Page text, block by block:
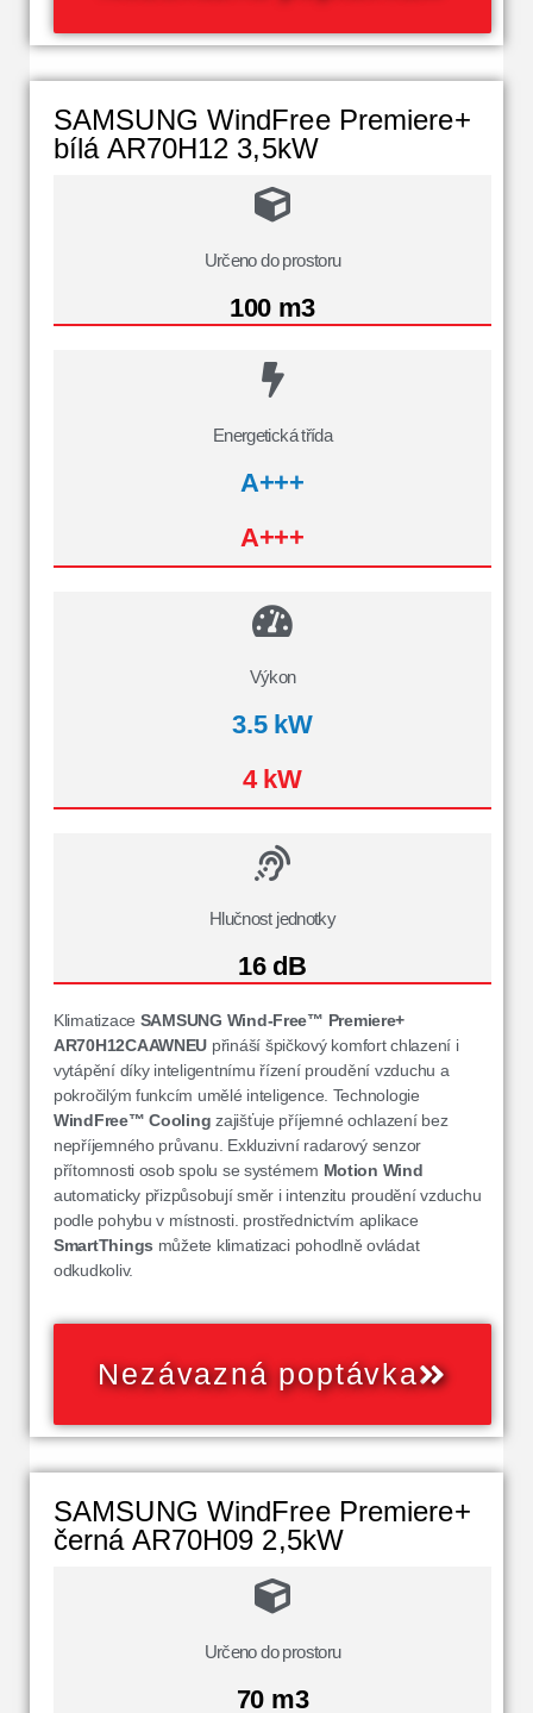
SAMSUNG WindFree Premiere+
bílá AR70H12 3,5kW
Určeno do prostoru
100 m3
Energetická třída
A+++
A+++
Výkon
3.5 kW
4 kW
Hlučnost jednotky
16 dB
Klimatizace SAMSUNG Wind-Free™ Premiere+
AR70H12CAAWNEU přináší špičkový komfort chlazení i
vytápění díky inteligentnímu řízení proudění vzduchu a
pokročilým funkcím umělé inteligence. Technologie
WindFree™ Cooling zajišťuje příjemné ochlazení bez
nepříjemného průvanu. Exkluzivní radarový senzor
přítomnosti osob spolu se systémem Motion Wind
automaticky přizpůsobují směr i intenzitu proudění vzduchu
podle pohybu v místnosti. prostřednictvím aplikace
SmartThings můžete klimatizaci pohodlně ovládat
odkudkoliv.
Nezávazná poptávka
SAMSUNG WindFree Premiere+
černá AR70H09 2,5kW
Určeno do prostoru
70 m3